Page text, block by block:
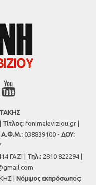
Τίτλος:fonimaleviziou.gr |
Α.Φ.Μ.: 038839100 - ΔΟΥ:
ΓΑΖΙ | Τηλ.: 2810 822294 |
| Νόμιμος εκπρόσωπος: